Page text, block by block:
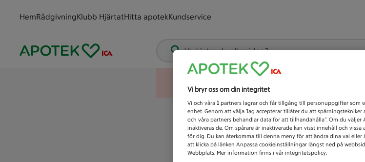
HemRådgivningKlubb HjärtatHitta apotekKundservice
Vad letar du efter idag?
Vi bryr oss om din integritet
Vi och våra 1 partners lagrar och får tillgång till personuppgifter som
enhet. Genom att välja Jag accepterar tillåter du att
och våra partners behandlar data för att tillhandahålla”. Om du väljer
inaktiveras de. Om spårare är inaktiverade kan visst innehåll och
för dig. Du kan återkomma till denna meny för att ändra dina val eller
att klicka på länken Anpassa cookieinställningar längst ned på
Webbplats. Mer information finns i vår integritetspolicy.